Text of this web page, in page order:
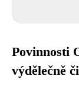
Povinnosti
výdělečně